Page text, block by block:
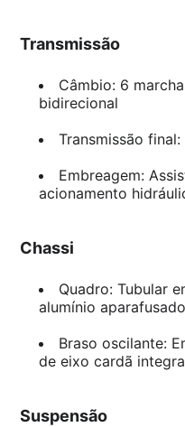
Transmissão
Câmbio: 6
bidirecional
Transmissão
Embreagem:
acionamento
Chassi
Quadro: Tubular
alumínio aparafusado
Braso oscilante:
de eixo cardã
Suspensão